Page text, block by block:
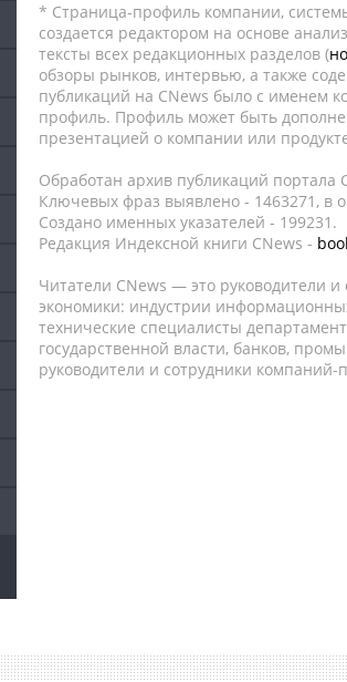
* Страница-профиль компании,
создается редактором на основе
тексты всех редакционных разделов (
обзоры рынков, интервью, а также
публикаций на CNews было с именем
профиль. Профиль может быть
презентацией о компании или
Обработан архив публикаций портала
Ключевых фраз выявлено - 1463271, в
Создано именных указателей - 199231.
Редакция Индексной книги CNews -
Читатели CNews — это руководители
экономики: индустрии
технические специалисты
государственной власти, банков,
руководители и сотрудники